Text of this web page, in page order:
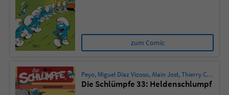
zum Comic
Peyo, Miguel Díaz Vizoso,Alain Jost,Thierry Culliford
Die Schlümpfe 33: Heldenschlumpf